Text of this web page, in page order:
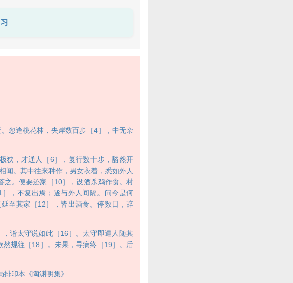
忽逢桃花林，夹岸数百步［4］，中无杂
，才通人［6］，复行数十步，豁然开
闻。其中往来种作，男女衣着，悉如外人
之。便要还家［10］，设酒杀鸡作食。村
，不复出焉；遂与外人间隔。问今是何
至其家［12］，皆出酒食。停数日，辞
诣太守说如此［16］。太守即遣人随其
规往［18］。未果，寻病终［19］。后
明集》